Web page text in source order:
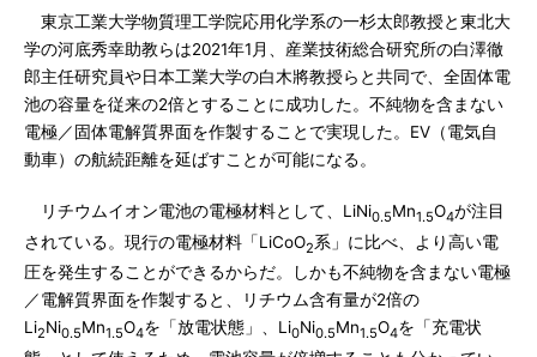
東京工業大学物質理工学院応用化学系の一杉太郎教授と東北大
学の河底秀幸助教らは2021年1月、産業技術総合研究所の白澤徹
郎主任研究員や日本工業大学の白木將教授らと共同で、全固体電
池の容量を従来の2倍とすることに成功した。不純物を含まない
電極／固体電解質界面を作製することで実現した。EV（電気自
動車）の航続距離を延ばすことが可能になる。
リチウムイオン電池の電極材料として、LiNi0.5Mn1.5O4が注目
されている。現行の電極材料「LiCoO2系」に比べ、より高い電
圧を発生することができるからだ。しかも不純物を含まない電極
／電解質界面を作製すると、リチウム含有量が2倍の
Li2Ni0.5Mn1.5O4を「放電状態」、Li0Ni0.5Mn1.5O4を「充電状